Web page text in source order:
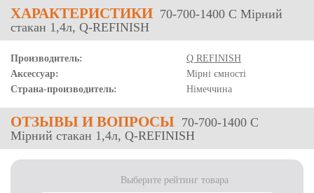
ХАРАКТЕРИСТИКИ 70-700-1400 C Мірний
стакан 1,4л, Q-REFINISH
Производитель:
Q REFINISH
Аксессуар:
Мірні ємності
Страна-производитель:
Німеччина
ОТЗЫВЫ И ВОПРОСЫ 70-700-1400 C
Мірний стакан 1,4л, Q-REFINISH
Выберите рейтинг товара